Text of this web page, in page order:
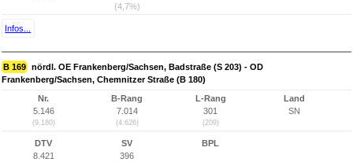
(4,7%)
Infos...
B 169 nördl. OE Frankenberg/Sachsen, Badstraße (S 203) - OD
Frankenberg/Sachsen, Chemnitzer Straße (B 180)
Nr.
5.146
(9.180)
B-Rang
7.014
(4.626)
L-Rang
301
(209)
Land
SN
DTV
8.421
SV
396
BPL